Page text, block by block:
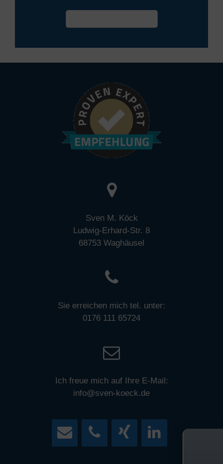
Sven M. Köck
Ludwig-Erhard-Str. 8
68753 Waghäusel
Sie erreichen mich tel. unter:
0176 111 65724
Ich freue mich auf Ihre E-Mail:
info@sven-koeck.de